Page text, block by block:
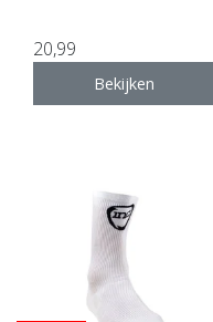
20,99
Bekijken